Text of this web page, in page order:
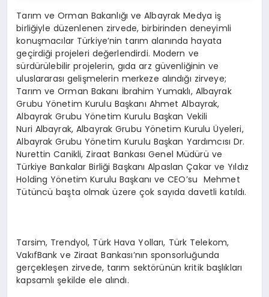
Tarım ve Orman Bakanlığı ve Albayrak Medya iş
birliğiyle düzenlenen zirvede, birbirinden deneyimli
konuşmacılar Türkiye’nin tarım alanında hayata
geçirdiği projeleri değerlendirdi. Modern ve
sürdürülebilir projelerin, gıda arz güvenliğinin ve
uluslararası gelişmelerin merkeze alındığı zirveye;
Tarım ve Orman Bakanı İbrahim Yumaklı, Albayrak
Grubu Yönetim Kurulu Başkanı Ahmet Albayrak,
Albayrak Grubu Yönetim Kurulu Başkan Vekili
Nuri Albayrak, Albayrak Grubu Yönetim Kurulu Üyeleri,
Albayrak Grubu Yönetim Kurulu Başkan Yardımcısı Dr.
Nurettin Canikli, Ziraat Bankası Genel Müdürü ve
Türkiye Bankalar Birliği Başkanı Alpaslan Çakar ve Yıldız
Holding Yönetim Kurulu Başkanı ve CEO’su Mehmet
Tütüncü başta olmak üzere çok sayıda davetli katıldı.
Tarsim, Trendyol, Türk Hava Yolları, Türk Telekom,
VakıfBank ve Ziraat Bankası’nın sponsorluğunda
gerçekleşen zirvede, tarım sektörünün kritik başlıkları
kapsamlı şekilde ele alındı.